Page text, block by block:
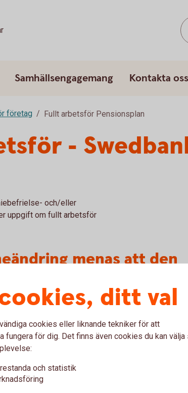
Samhällsengagemang Kontakta oss
företag Fullt arbetsför Pensionsplan
-
och/eller
uppgift om fullt arbetsför
menas att den
inskränkningar eller
som har samband med
sjukpenning,
14 dagar i följd under de
ditt val
cookies eller liknande tekniker för att
fungera för dig. Det finns även cookies du kan välja
och statistik